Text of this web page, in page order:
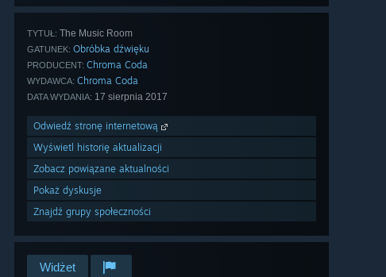
TYTUŁ: The Music Room
GATUNEK: Obróbka dźwięku
PRODUCENT: Chroma Coda
WYDAWCA: Chroma Coda
DATA WYDANIA: 17 sierpnia 2017
Odwiedź stronę internetową
Wyświetl historię aktualizacji
Zobacz powiązane aktualności
Pokaż dyskusje
Znajdź grupy społeczności
Widżet